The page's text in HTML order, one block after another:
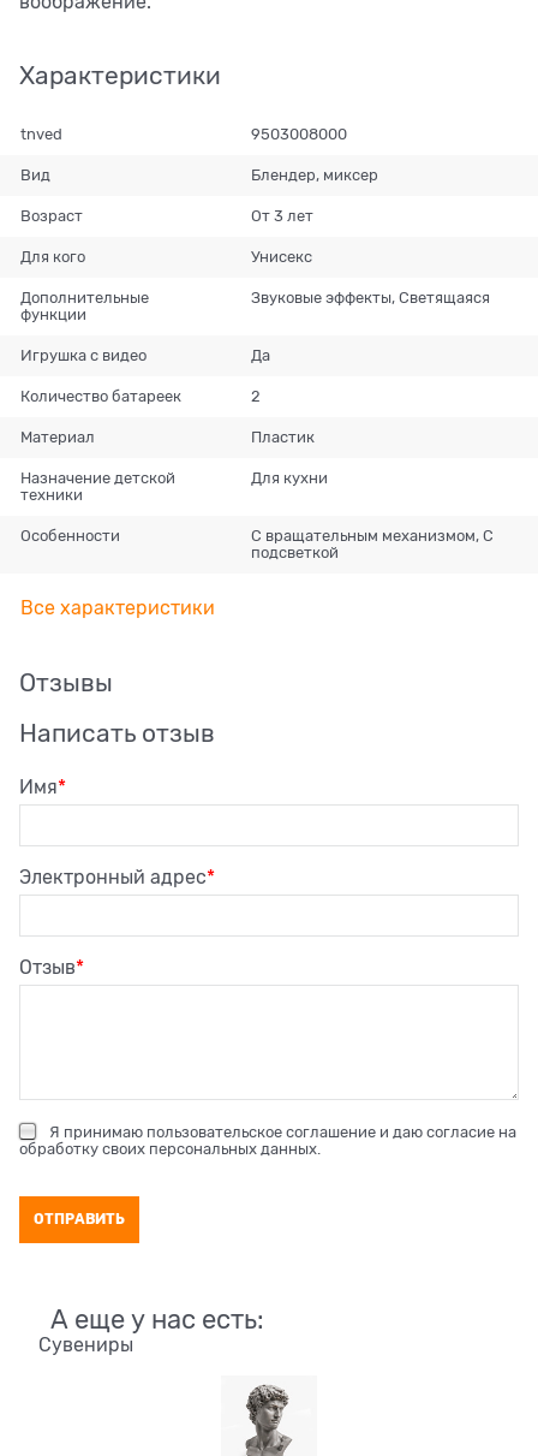
Характеристики
tnved 9503008000
Вид Блендер, миксер
Возраст От 3 лет
Для кого Унисекс
Дополнительные
функции
Звуковые эффекты, Светящаяся
Игрушка с видео Да
Количество батареек 2
Материал Пластик
Назначение детской
техники
Для кухни
Особенности
С вращательным механизмом, С
подсветкой
Все характеристики
Отзывы
Написать отзыв
Имя
Электронный адрес
Отзыв
Я принимаю пользовательское соглашение и даю согласие на
обработку своих персональных данных.
А еще у нас есть:
Сувениры